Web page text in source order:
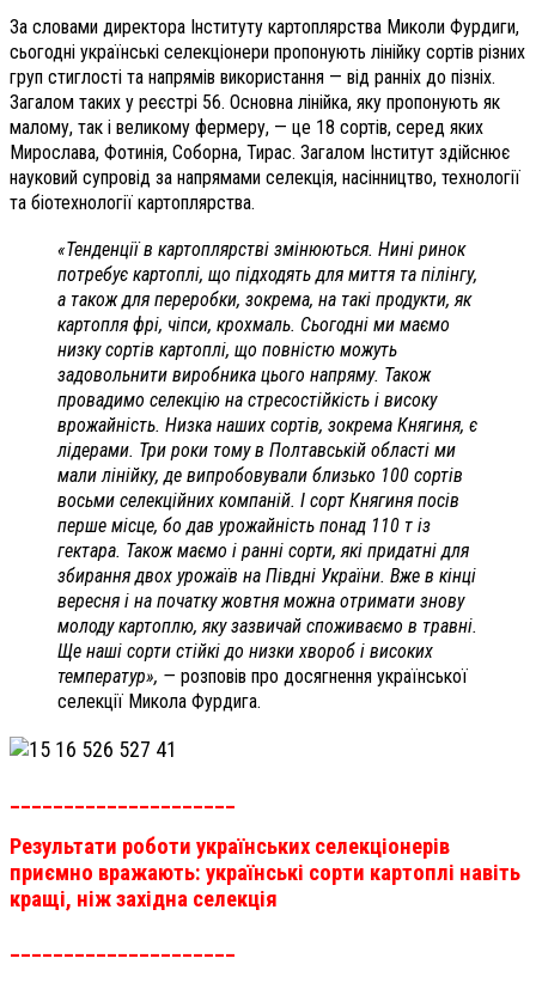
За словами директора Інституту картоплярства Миколи Фурдиги,
сьогодні українські селекціонери пропонують лінійку сортів різних
груп стиглості та напрямів використання — від ранніх до пізніх.
Загалом таких у реєстрі 56. Основна лінійка, яку пропонують як
малому, так і великому фермеру, — це 18 сортів, серед яких
Мирослава, Фотинія, Соборна, Тирас. Загалом Інститут здійснює
науковий супровід за напрямами селекція, насінництво, технології
та біотехнології картоплярства.
«Тенденції в картоплярстві змінюються. Нині ринок
потребує картоплі, що підходять для миття та пілінгу,
а також для переробки, зокрема, на такі продукти, як
картопля фрі, чіпси, крохмаль. Сьогодні ми маємо
низку сортів картоплі, що повністю можуть
задовольнити виробника цього напряму. Також
провадимо селекцію на стресостійкість і високу
врожайність. Низка наших сортів, зокрема Княгиня, є
лідерами. Три роки тому в Полтавській області ми
мали лінійку, де випробовували близько 100 сортів
восьми селекційних компаній. І сорт Княгиня посів
перше місце, бо дав урожайність понад 110 т із
гектара. Також маємо і ранні сорти, які придатні для
збирання двох урожаїв на Півдні України. Вже в кінці
вересня і на початку жовтня можна отримати знову
молоду картоплю, яку зазвичай споживаємо в травні.
Ще наші сорти стійкі до низки хвороб і високих
температур», — розповів про досягнення української
селекції Микола Фурдига.
_____________________
Результати роботи українських селекціонерів
приємно вражають: українські сорти картоплі навіть
кращі, ніж західна селекція
_____________________